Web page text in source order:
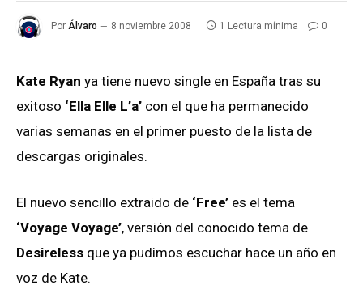
Por Álvaro 8 noviembre 2008 1 Lectura mínima 0
Kate Ryan ya tiene nuevo single en España tras su
exitoso ‘Ella Elle L’a’ con el que ha permanecido
varias semanas en el primer puesto de la lista de
descargas originales.
El nuevo sencillo extraido de ‘Free’ es el tema
‘Voyage Voyage’, versión del conocido tema de
Desireless que ya pudimos escuchar hace un año en
voz de Kate.